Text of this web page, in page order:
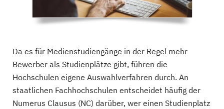
Da es für Medienstudiengänge in der Regel mehr
Bewerber als Studienplätze gibt, führen die
Hochschulen eigene Auswahlverfahren durch. An
staatlichen Fachhochschulen entscheidet häufig der
Numerus Clausus (NC) darüber, wer einen Studienplatz